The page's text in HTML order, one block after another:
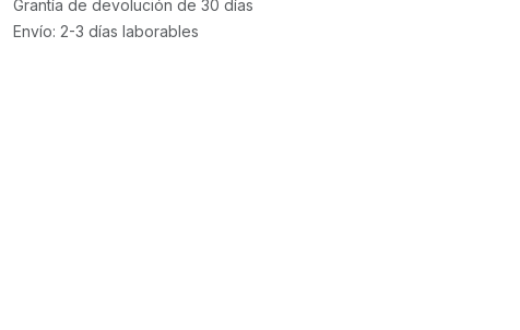
Grantía de devolución de 30 días
Envío: 2-3 días laborables